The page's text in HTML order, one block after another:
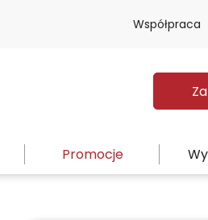
Współpraca
Promocje